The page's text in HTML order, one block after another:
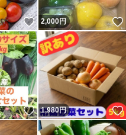
いいね！
2,000円
いいね！
1,980円